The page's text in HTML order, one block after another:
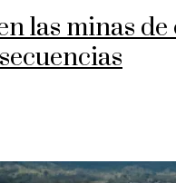
las minas